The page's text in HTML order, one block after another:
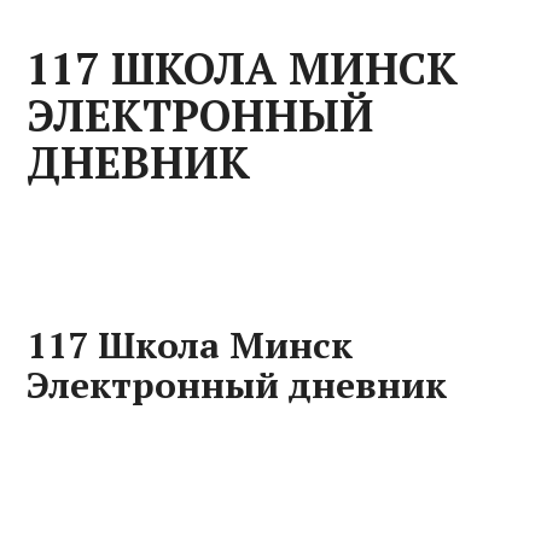
117 ШКОЛА МИНСК
ЭЛЕКТРОННЫЙ
ДНЕВНИК
117 Школа Минск
Электронный дневник